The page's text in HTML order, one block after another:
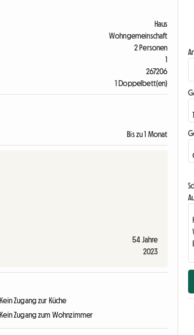
Haus
Wohngemeinschaft
2 Personen
1
267206
1 Doppelbett(en)
Bis zu 1 Monat
54 Jahre
2023
Kein Zugang zur Küche
Kein Zugang zum Wohnzimmer